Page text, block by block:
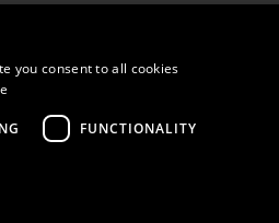
you consent to all cookies
FUNCTIONALITY